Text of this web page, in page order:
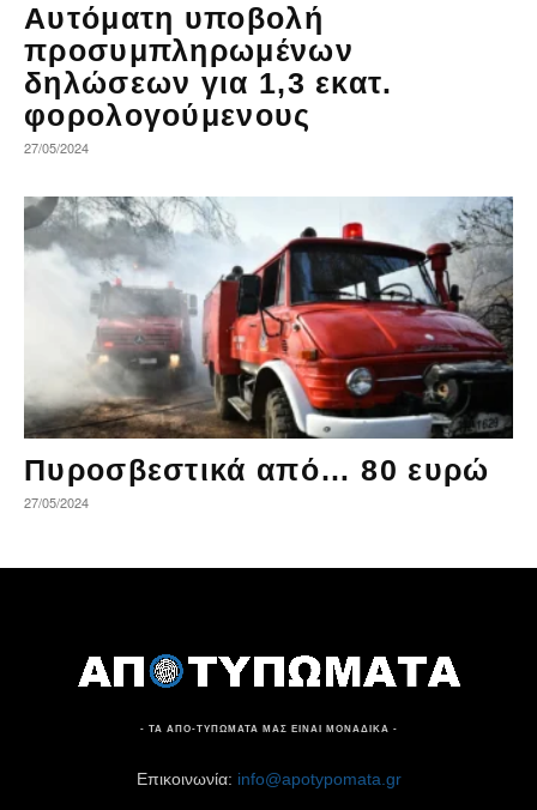
Αυτόματη υποβολή
προσυμπληρωμένων
δηλώσεων για 1,3 εκατ.
φορολογούμενους
27/05/2024
Πυροσβεστικά από… 80 ευρώ
27/05/2024
- ΤΑ ΑΠΟ-ΤΥΠΩΜΑΤΑ ΜΑΣ ΕΙΝΑΙ ΜΟΝΑΔΙΚΑ -
Επικοινωνία: info@apotypomata.gr